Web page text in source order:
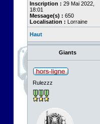
Inscription : 29 Mai 2022,
18:01
Message(s) : 650
Localisation : Lorraine
Haut
Giants
Rulezzz